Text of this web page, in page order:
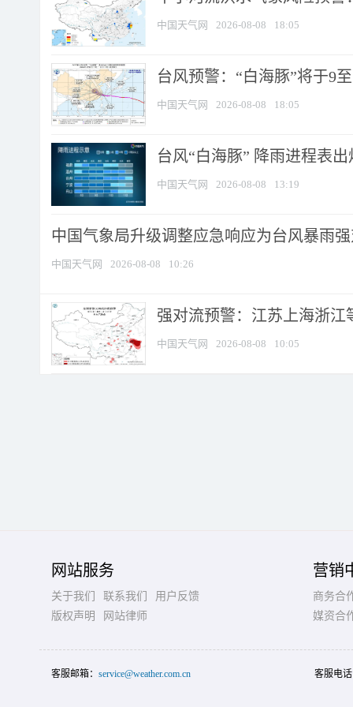
中国天气网 2026-08-08 18:05
台风预警：“白海豚”将于9
中国天气网 2026-08-08 18:05
台风“白海豚” 降雨进程表
中国天气网 2026-08-08 13:19
中国气象局升级调整应急响应为台风暴雨
中国天气网 2026-08-08 10:26
强对流预警：江苏上海浙江
中国天气网 2026-08-08 10:05
网站服务
关于我们 联系我们
用户反馈
版权声明
网站律师
营销
商务合
媒资合
客服邮箱： service@weather.com.cn 客服电